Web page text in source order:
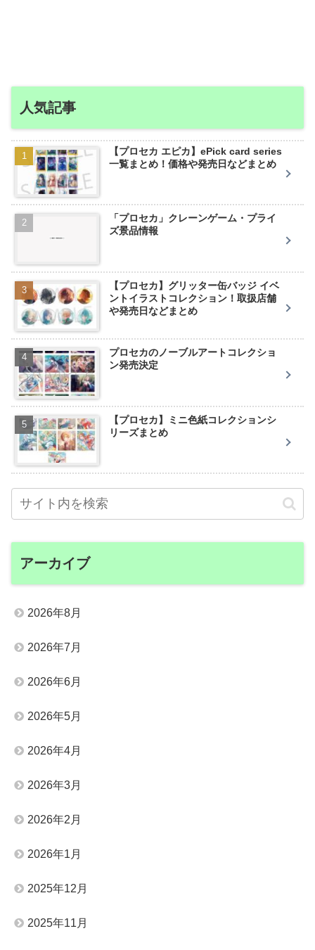
人気記事
【プロセカ エピカ】ePick card series
一覧まとめ！価格や発売日などまとめ
「プロセカ」クレーンゲーム・プライ
ズ景品情報
【プロセカ】グリッター缶バッジ イベ
ントイラストコレクション！取扱店舗
や発売日などまとめ
プロセカのノーブルアートコレクショ
ン発売決定
【プロセカ】ミニ色紙コレクションシ
リーズまとめ
アーカイブ
2026年8月
2026年7月
2026年6月
2026年5月
2026年4月
2026年3月
2026年2月
2026年1月
2025年12月
2025年11月